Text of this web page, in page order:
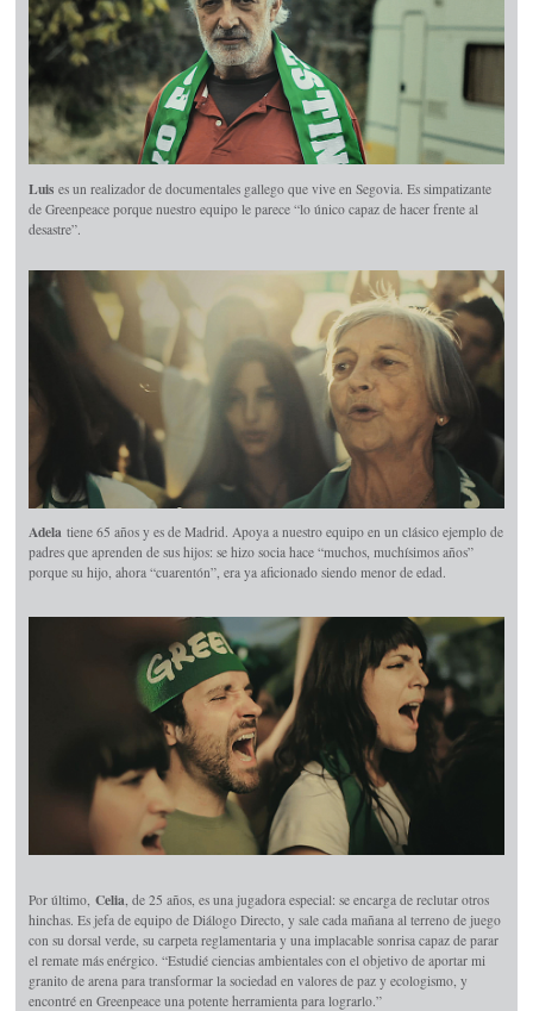
Luis es un realizador de documentales gallego que vive en Segovia. Es simpatizante
de Greenpeace porque nuestro equipo le parece “lo único capaz de hacer frente al
desastre”.
Adela tiene 65 años y es de Madrid. Apoya a nuestro equipo en un clásico ejemplo de
padres que aprenden de sus hijos: se hizo socia hace “muchos, muchísimos años”
porque su hijo, ahora “cuarentón”, era ya aficionado siendo menor de edad.
Por último,Celia , de 25 años, es una jugadora especial: se encarga de reclutar otros
hinchas. Es jefa de equipo de Diálogo Directo, y sale cada mañana al terreno de juego
con su dorsal verde, su carpeta reglamentaria y una implacable sonrisa capaz de parar
el remate más enérgico. “Estudié ciencias ambientales con el objetivo de aportar mi
granito de arena para transformar la sociedad en valores de paz y ecologismo, y
encontré en Greenpeace una potente herramienta para lograrlo.”